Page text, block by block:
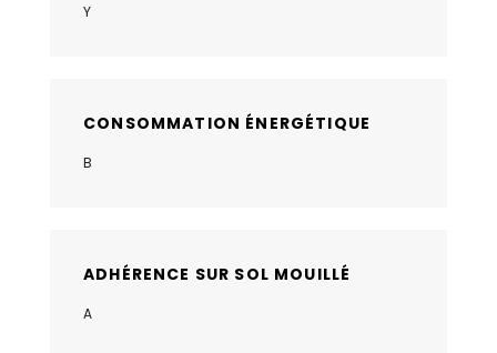
Y
CONSOMMATION ÉNERGÉTIQUE
B
ADHÉRENCE SUR SOL MOUILLÉ
A